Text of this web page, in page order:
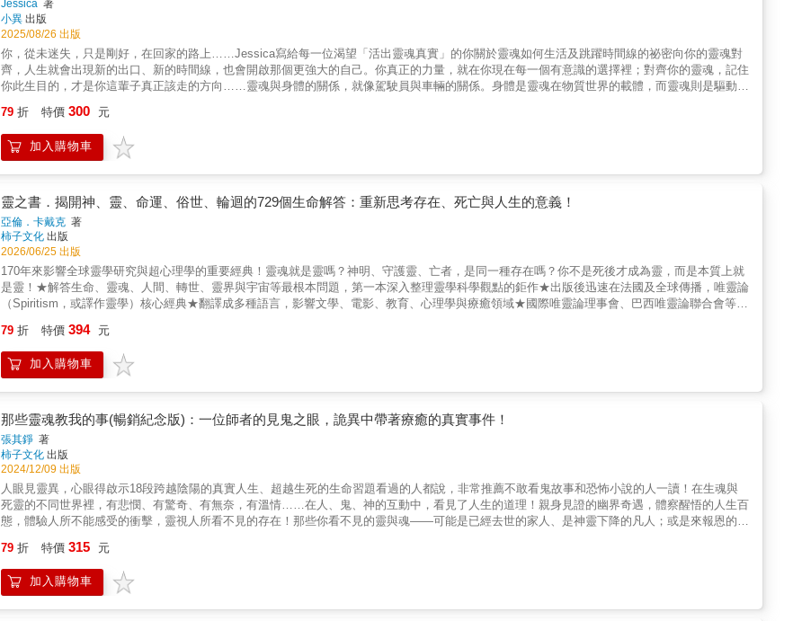
腫脹發黑、沾滿各種滲出的組織液。 猝死是意外，還是有隱情？是否還留有牽掛，需要誦經與燒紙錢？ ．我先生吃飽後去睡午覺，就再也沒有醒
來。我一直想不通為何會發生這種事？ 祂怎麼可以一句話都沒交代&hellip;&hellip;。 ．算命的說我卡到陰！哪有可能？ 就算世上有鬼，我與對方
無冤無仇，沒道理糾纏我！ 為什麼會找上我？ 面對這些科學無法解釋、情感難以負荷的難題， J 藥師這樣下處方箋： ．孝順不是犧牲自我或被
迫交換，先照顧好自己，再盡所能給父母最好的照顧。 ．每個靈魂都是來學習的，自責無法改變過去，請善待自己，也善待逝去的靈魂。 ．對活
著的我們，追根究柢可能有意義，但靈魂不需要所有答案。 ．人生最難是說再見。對靈魂而言，一切早有安排，只是徵兆未曾說出口。 ．海鹽水
淨身、晒太陽，可驅離負能量；愛與慈悲，則是引導靈體轉念的核心。 靈魂處方箋，從來不只是一帖藥、一個方法， 而是一段為特定靈魂量身調
配的歷程&mdash;&mdash; 在理性與感知之間，替痛苦找到出口。 好評推薦 玩命之徒／林尚諾大師兄 協和禮儀社執行長／林鈺恩（默默）
Jessica 著
小異 出版
2025/08/26 出版
你，從未迷失，只是剛好，在回家的路上……Jessica寫給每一位渴望「活出靈魂真實」的你關於靈魂如何生活及跳躍時間線的祕密向你的靈魂對
齊，人生就會出現新的出口、新的時間線，也會開啟那個更強大的自己。你真正的力量，就在你現在每一個有意識的選擇裡；對齊你的靈魂，記住
你此生目的，才是你這輩子真正該走的方向……靈魂與身體的關係，就像駕駛員與車輛的關係。身體是靈魂在物質世界的載體，而靈魂則是驅動意
察的能量流動所做的筆記，告訴我們該如何在活著的時候，感受、同步自己的靈魂。當人能感受屬於自己的靈魂頻率，才能活出最完整、最強大的
自己。願你放下那些無法再改變的遺憾，願你帶著靈魂的覺知，回到當下的身體與生活，用腳踏實地的方式，創造屬於你獨一無二的生命時間線。
Larry，「靈魂事務所」催眠培訓師周金明，城邦（馬新）出版集團總經理 鳳凰&大寶，「宇宙閨密」懷疑論者的通靈觀察同頻推薦（依姓名筆畫
你回到自己， 也回到愛的方向。 ──Larry，「靈魂事務所」催眠培訓師Jessica 的第一本書，讓我對離世的靈魂世界有新的認識。而這本書對於靈
魂有更完整的解讀，每個靈魂具有獨立個體性，獨自的靈魂課題，因活著，藉著靈魂與身體的連結，我們可以選擇，轉變，並得到靈魂進化，我們
比自己想的還要強大！ ──周金明，城邦（馬新）出版集團總經理很喜歡Jessica 在自序中說的，第一本書探討的是「死門」，而這本書探討的是
「生門」。我們對於靈魂世界的想像與探討，往往都著重在「離開肉體後的世界與感受」，卻總是忽略了，靈魂是不滅的。無論是否有肉體的羈
絆，我們的靈魂在每一刻都在感受、體驗與學習。這本書，將我們的目光、意念與思維，從那遙遠的死後，拉回到了生活中的時時刻刻，透過
Jessica 豐富的靈魂溝通經驗，用溫柔並堅定的文字，帶你一層層的解析靈魂的運作方式，也讓我們更靠近「真正的自己」。 ──鳳凰＆大寶，
「宇宙閨密」
79 折 特價 300 元
加入購物車
靈之書．揭開神、靈、命運、俗世、輪迴的729個生命解答：重新思考存在、死亡與人生的意義！
亞倫．卡戴克 著
柿子文化 出版
2026/06/25 出版
170年來影響全球靈學研究與超心理學的重要經典！靈魂就是靈嗎？神明、守護靈、亡者，是同一種存在嗎？你不是死後才成為靈，而是本質上就
是靈！★解答生命、靈魂、人間、轉世、靈界與宇宙等最根本問題，第一本深入整理靈學科學觀點的鉅作★出版後迅速在法國及全球傳播，唯靈論
（Spiritism，或譯作靈學）核心經典★翻譯成多種語言，影響文學、電影、教育、心理學與療癒領域★國際唯靈論理事會、巴西唯靈論聯合會等靈
來自神靈的訊息，都值得相信嗎？」「真的能夠靠法術、儀式去控制、驅使靈嗎？」「靈會來參加自己的告別式嗎？」不談神祕見聞、不強調通靈
能力，而是透過問答建立一套清晰的唯靈論觀點！十九世紀，通靈與靈異現象一度盛行歐洲，許多人沉迷於各種神祕經驗，卻也充斥著混亂、矛盾
的說法，亞倫．卡戴克並未盲目地照單全收，他做了一件十分了不起的「研究」：★從靈、靈界，到社會問題、人生疑惑，設計包山包海的問題★
質世界的關係」的科學，是唯靈論的奠基之作，他也被後世譽為「靈學史上最重要的思想家」。《靈之書》最重要的特色之一，就是它不是單一靈
媒的觀點，也不是單一某個靈的訊息，而是一套經過整理、篩選與思考後的「靈的思想體系」，嘗試理性地說明靈、世界，並回應人生的問題。在
熟悉的信仰與儀式中，重新認識你所信、所拜、所祈求的神與靈……★把筆插進小籃子，人手持籃子懸於紙上方，由神秘力量帶動書寫，這不很像
手轎問事或筆仙？★高等靈會「借名」顯現自身，那神明在各地顯靈護佑，是同一個存在，還是不同的靈？★如果不可能同時有兩個靈居住在同一
個肉身上，那怎麼還會有「人被附身」這種現象呢？在臺灣，與「靈」與「神明」的互動深深融入日常生活，從廟宇文化、祖先祭祀，到問事、改
運與各種身心靈靈性儀式，但在這些習以為常中，有不少問題我們卻從未認真地去思考。閱讀《靈之書》，我們可以透過對靈的本質、層級與運作
的進一步認識，對這些圍繞在我們身邊的儀式、習俗或信仰有更清晰的理解或詮釋。關於靈、轉世與死後世界，你想問的、你以為無解的、你不曾
思考過，靈都在此一一解答！ 《靈之書．揭開神、靈、命運、俗世、輪迴的729個生命解答》以嚴謹而理性的方式回答人類自古以來最根本的
提問：生命只有一次嗎？靈魂是什麼？人死後意識會存在嗎？透過清楚的分類與問答，卡戴克為我們建立一套完整的「靈的宇宙論」，說明靈的層
造物主為什麼允許靈走上歧途？◆靈魂死後是否仍保有原本的個性？◆死後靈魂能遇見先祂離世的親朋好友嗎？◆在上一世與下一世之間，靈會是
什麼樣子呢？◆靈會多次轉世為人？轉世為人的次數有限制嗎？◆轉世為人的靈可能有哪些使命？◆是什麼決定靈投胎到哪個世界？◆投抬時，靈
魂與肉身是在「哪一刻」結合的？◆為何靈轉世後會忘記前世的事？◆人在來世有可能落入比今生更低的層次嗎？◆靈一離開肉體便會馬上投胎
79 折 特價 394 元
加入購物車
那些靈魂教我的事(暢銷紀念版)：一位師者的見鬼之眼，詭異中帶著療癒的真實事件！
張其錚 著
柿子文化 出版
2024/12/09 出版
人眼見靈異，心眼得啟示18段跨越陰陽的真實人生、超越生死的生命習題看過的人都說，非常推薦不敢看鬼故事和恐怖小說的人一讀！在生魂與
死靈的不同世界裡，有悲憫、有驚奇、有無奈，有溫情……在人、鬼、神的互動中，看見了人生的道理！親身見證的幽界奇遇，體察醒悟的人生百
態，體驗人所不能感受的衝擊，靈視人所看不見的存在！那些你看不見的靈與魂——可能是已經去世的家人、是神靈下降的凡人；或是來報恩的前
命中！ 他豁出命才從公車下保住了孩子，卻被「預言」他傷好之日，就是孩子命歸之時…… 一來到那條河，好朋友就哭說有很像他自己的小男
孩屍體漂過，他媽媽知道後，竟哭得比他還傷心！ 為愛守身的正直帥大叔，竟不受控性騷擾女性、約砲已逝好友的妻子，而他日漸憔悴的臉上竟
浮現另一張血肉模糊的臉…… 意外被懷念的麵店盛情招待，原來老闆的母親，正是他那日在殯儀館帶她找到「自己的告別式會場」的老太太。
79 折 特價 315 元
加入購物車